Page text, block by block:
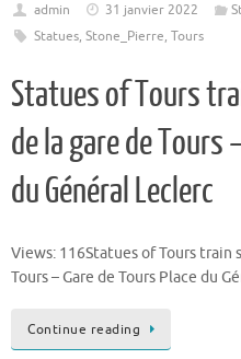
admin 31 janvier 2022
Statues, Stone_Pierre, Tours
Statues of Tours
de la gare de Tours
du Général Leclerc
Views: 116Statues of Tours train
Tours – Gare de Tours Place du
Continue reading